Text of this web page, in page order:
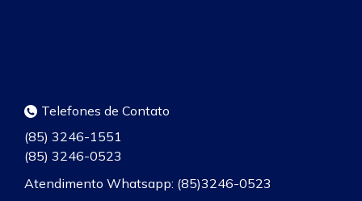
Telefones de Contato
(85) 3246-1551
(85) 3246-0523
Atendimento Whatsapp: (85)3246-0523